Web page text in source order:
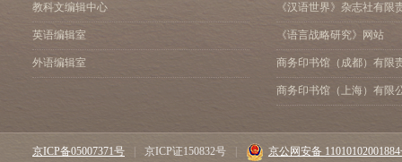
教科文编辑中心
英语编辑室
外语编辑室
《汉语世界》杂志社有限
《语言战略研究》网站
商务印书馆（成都）有限
商务印书馆（上海）有限
京ICP备05007371号 京ICP证150832号
京公网安备